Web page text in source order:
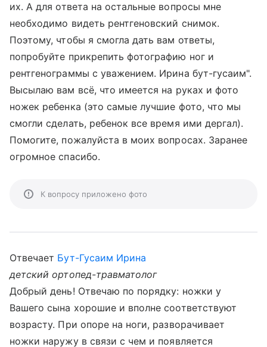
их. А для ответа на остальные вопросы мне
необходимо видеть рентгеновский снимок.
Поэтому, чтобы я смогла дать вам ответы,
попробуйте прикрепить фотографию ног и
рентгенограммы с уважением. Ирина бут-гусаим".
Высылаю вам всё, что имеется на руках и фото
ножек ребенка (это самые лучшие фото, что мы
смогли сделать, ребенок все время ими дергал).
Помогите, пожалуйста в моих вопросах. Заранее
огромное спасибо.
К вопросу приложено фото
Отвечает Бут-Гусаим Ирина
детский ортопед-травматолог
Добрый день! Отвечаю по порядку: ножки у
Вашего сына хорошие и вполне соответствуют
возрасту. При опоре на ноги, разворачивает
ножки наружу в связи с чем и появляется